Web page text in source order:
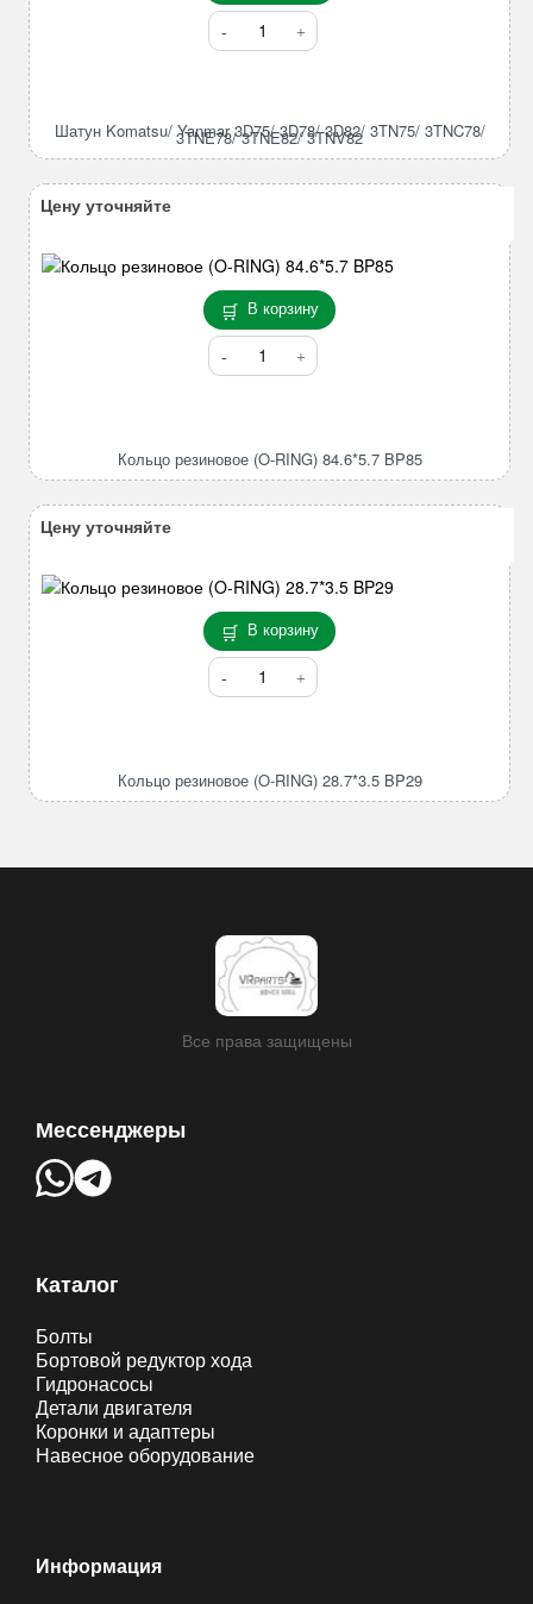
Количество
товара
Yanmar
3D75/
3TNE78/
3TNE82/
3TNV82
Шатун Komatsu/ Yanmar 3D75/ 3D78/ 3D82/ 3TN75/ 3TNC78/
3TNE78/ 3TNE82/ 3TNV82
В корзину
Количество
товара
RING)
Кольцо резиновое (O-RING) 84.6*5.7 BP85
Цену уточняйте
В корзину
Количество
товара
RING)
Кольцо резиновое (O-RING) 28.7*3.5 BP29
Цену уточняйте
Все права защищены
Мессенджеры
Каталог
Болты
Бортовой редуктор хода
Гидронасосы
Детали двигателя
Коронки и адаптеры
Навесное оборудование
Информация